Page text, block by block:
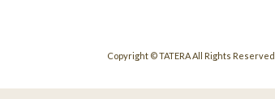
Copyright © TATERA All Rights Reserved.